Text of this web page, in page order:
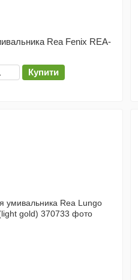
Rea Fenix REA-
Купити